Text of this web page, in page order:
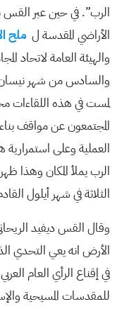
الرب”. في حين عبر
الأراضي المقدسة ل ملح
والهيئة العامة لاتحاد
لمست في هذه اللقاءات
المجتمعون عن مواقف
العملية وعلى
الرب يملأ المكان وهذا
الثلاثة في شهر أيلول
وقال القس ديفيد
الأرض انه يعي التحدي
في إقناع الرأي العام
للمقدسات المسيحية